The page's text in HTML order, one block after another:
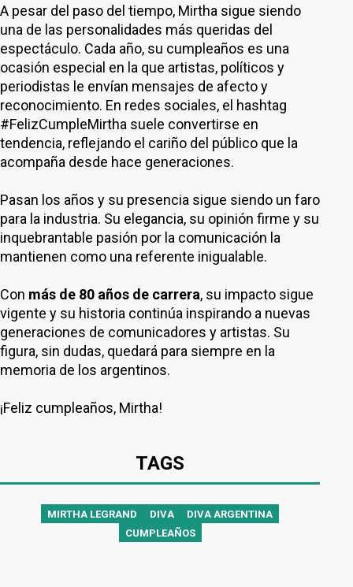
A pesar del paso del tiempo, Mirtha sigue siendo
una de las personalidades más queridas del
espectáculo. Cada año, su cumpleaños es una
ocasión especial en la que artistas, políticos y
periodistas le envían mensajes de afecto y
reconocimiento. En redes sociales, el hashtag
#FelizCumpleMirtha suele convertirse en
tendencia, reflejando el cariño del público que la
acompaña desde hace generaciones.
Pasan los años y su presencia sigue siendo un faro
para la industria. Su elegancia, su opinión firme y su
inquebrantable pasión por la comunicación la
mantienen como una referente inigualable.
Con más de 80 años de carrera, su impacto sigue
vigente y su historia continúa inspirando a nuevas
generaciones de comunicadores y artistas. Su
figura, sin dudas, quedará para siempre en la
memoria de los argentinos.
¡Feliz cumpleaños, Mirtha!
TAGS
MIRTHA LEGRAND DIVA
DIVA ARGENTINA
CUMPLEAÑOS